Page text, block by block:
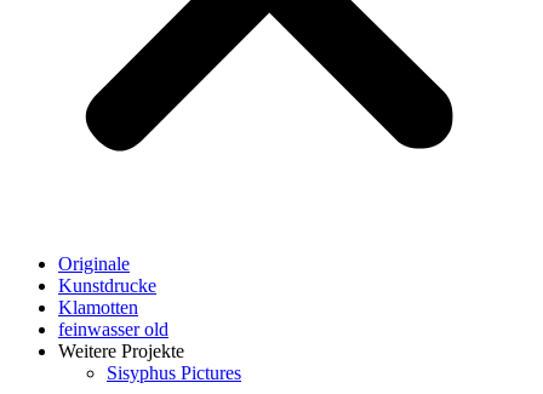
Originale
Kunstdrucke
Klamotten
feinwasser old
Weitere Projekte
Sisyphus Pictures